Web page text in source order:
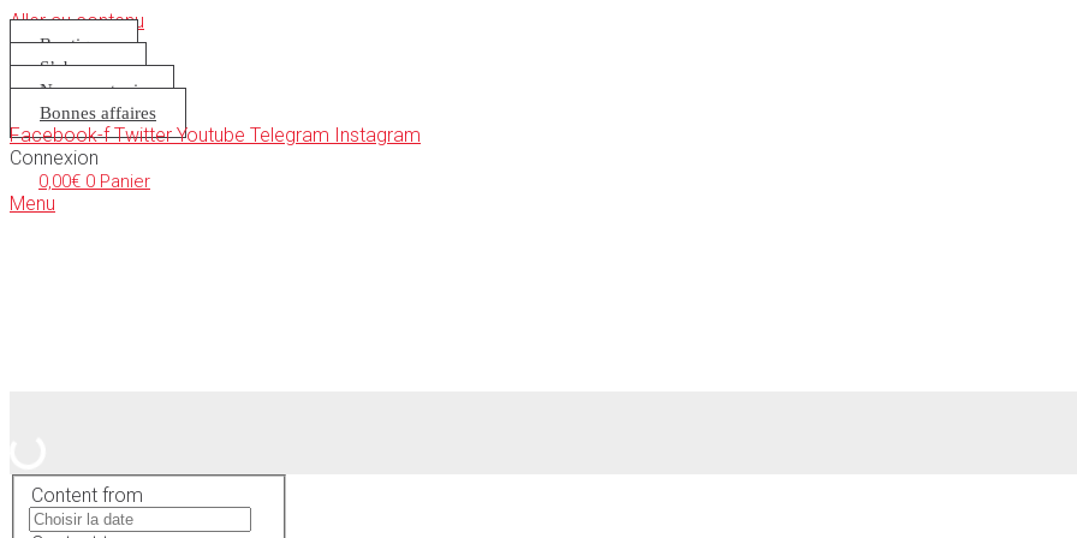
Aller au contenu
Boutique
S’abonner
Nous soutenir
Bonnes affaires
Facebook-f Twitter Youtube Telegram Instagram
Connexion
0,00€ 0 Panier
Menu
Content from